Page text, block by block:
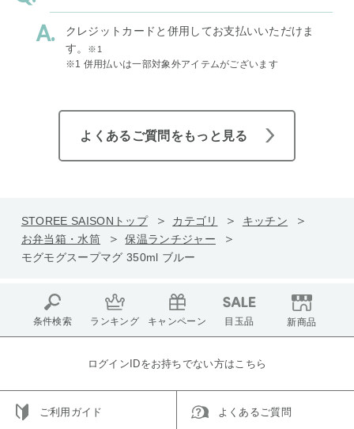
クレジットカードと併用してお支払いいただけま
す。
※1
※1 併用払いは一部対象外アイテムがございます
よくあるご質問をもっと見る
STOREE SAISONトップ カテゴリ
キッチン
お弁当箱・水筒
保温ランチジャー
モグモグスープマグ 350ml ブルー
条件検索 ランキング キャンペーン 目玉品 新商品
ログインIDをお持ちでない方はこちら
ご利用ガイド よくあるご質問